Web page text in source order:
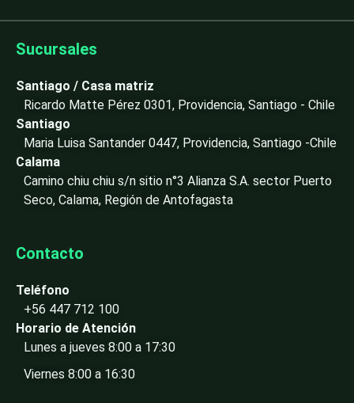
k
n
i
Sucursales
Santiago / Casa matriz
Ricardo Matte Pérez 0301, Providencia, Santiago - Chile
Santiago
Maria Luisa Santander 0447, Providencia, Santiago -Chile
Calama
Camino chiu chiu s/n sitio n°3 Alianza S.A. sector Puerto
Seco, Calama, Región de Antofagasta
Contacto
Teléfono
+56 447 712 100
Horario de Atención
Lunes a jueves 8:00 a 17:30
Viernes 8:00 a 16:30